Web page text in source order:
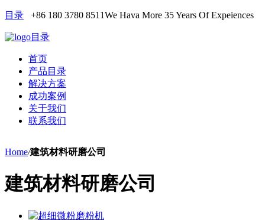
目录 +86 180 3780 8511We Hava More 35 Years Of Expeiences
目录
首页
产品目录
解决方案
成功案例
关于我们
联系我们
Home/建筑材料研磨公司
建筑材料研磨公司